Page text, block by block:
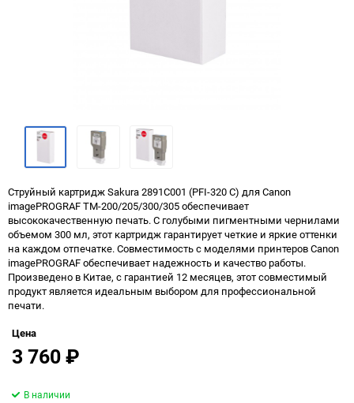
Струйный картридж Sakura 2891C001 (PFI-320 C) для Canon
imagePROGRAF TM-200/205/300/305 обеспечивает
высококачественную печать. С голубыми пигментными чернилами
объемом 300 мл, этот картридж гарантирует четкие и яркие оттенки
на каждом отпечатке. Совместимость с моделями принтеров Canon
imagePROGRAF обеспечивает надежность и качество работы.
Произведено в Китае, с гарантией 12 месяцев, этот совместимый
продукт является идеальным выбором для профессиональной
печати.
Цена
3 760₽
В наличии